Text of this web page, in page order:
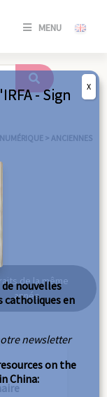
MENU
SE
/
> ANCIENNES
de la même
année
- Sign
nouvelles
catholiques en
newsletter
on the
China:
X